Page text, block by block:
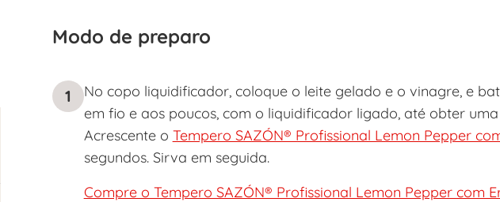
Modo de preparo
1
No copo liquidificador, coloque o leite gelado e o vinagre, e
em fio e aos poucos, com o liquidificador ligado, até obter
Acrescente o Tempero SAZÓN® Profissional Lemon Pepper
segundos. Sirva em seguida.
Compre o Tempero SAZÓN® Profissional Lemon Pepper com